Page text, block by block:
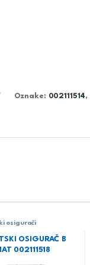
Oznake: 002111514,
osigurači
OSIGURAČ B
002111518